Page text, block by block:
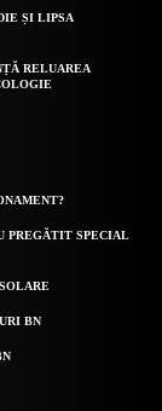
ȘI LIPSA
RELUAREA
PREGĂTIT SPECIAL
BN